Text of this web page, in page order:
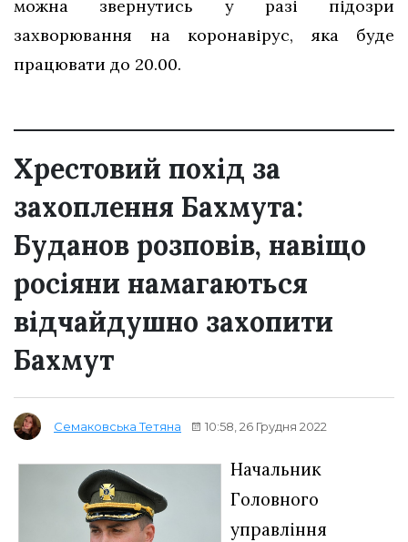
можна звернутись у разі підозри
захворювання на коронавірус, яка буде
працювати до 20.00.
Хрестовий похід за
захоплення Бахмута:
Буданов розповів, навіщо
росіяни намагаються
відчайдушно захопити
Бахмут
Семаковська Тетяна 10:58, 26 Грудня 2022
Начальник
Головного
управління